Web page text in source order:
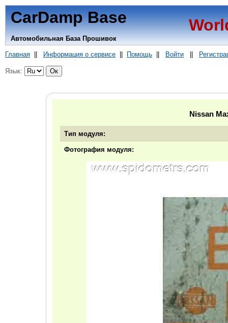
CarDamp Base
Автомобильная База Прошивок
Главная|| Информация о сервисе|| Помощь|| Войти||
Язык:
Nissan
Тип модуля:
Фотография модуля: